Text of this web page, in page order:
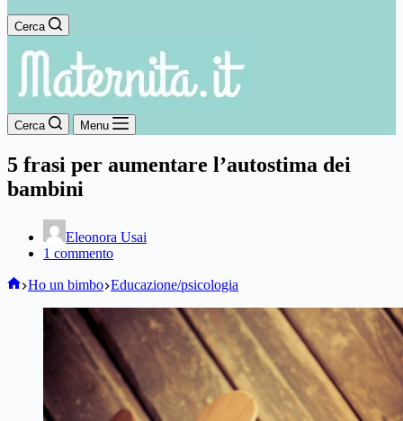
Cerca
Cerca Menu
5 frasi per aumentare l’autostima dei
bambini
Eleonora Usai
1 commento
Home
Ho un bimbo Educazione/psicologia